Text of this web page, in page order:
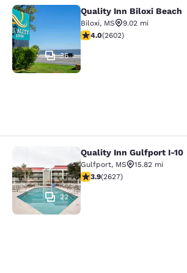
Quality Inn Biloxi Beach
36
Quality Inn Biloxi Beach
Biloxi, MS
9.02 mi
calificación de 3.95 estrellas.
4.0(2602)
Quality Inn Gulfport I-10
22
Quality Inn Gulfport I-10
Gulfport, MS
15.82 mi
calificación de 3.93 estrellas.
3.9(2627)